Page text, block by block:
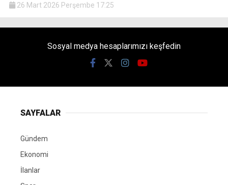
26 Mart 2026 Perşembe 17:25
Sosyal medya hesaplarımızı keşfedin
SAYFALAR
Gündem
Ekonomi
İlanlar